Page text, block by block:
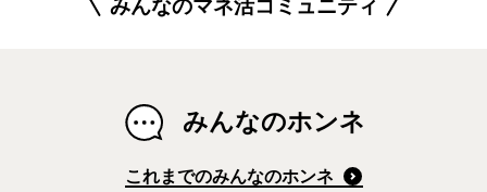
みんなのマネ活コミュニティ
みんなのホンネ
これまでのみんなのホンネ